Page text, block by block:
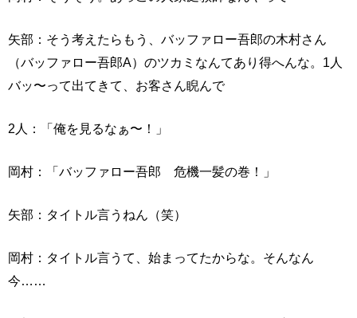
矢部：そう考えたらもう、バッファロー吾郎の木村さん
（バッファロー吾郎A）のツカミなんてあり得へんな。1人
バッ〜って出てきて、お客さん睨んで
2人：「俺を見るなぁ〜！」
岡村：「バッファロー吾郎 危機一髪の巻！」
矢部：タイトル言うねん（笑）
岡村：タイトル言うて、始まってたからな。そんなん
今……